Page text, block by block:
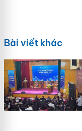
Bài viết khác